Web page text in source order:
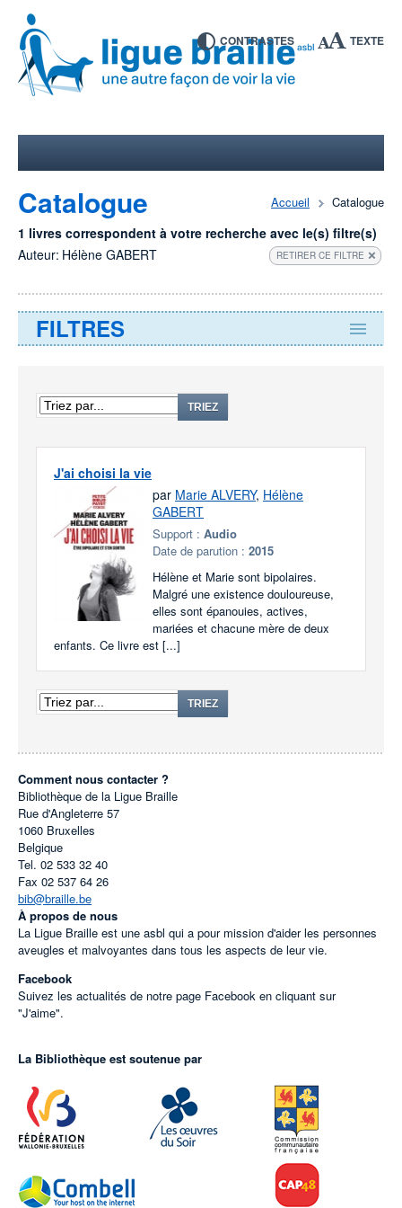
CONTRASTES TEXTE
Accueil Catalogue
Catalogue
1 livres correspondent à votre recherche avec le(s) filtre(s)
Auteur: Hélène GABERT RETIRER CE FILTRE
FILTRES
TRIEZ
J'ai choisi la vie
par Marie ALVERY, Hélène
GABERT
Support : Audio
Date de parution : 2015
Hélène et Marie sont bipolaires.
Malgré une existence douloureuse,
elles sont épanouies, actives,
mariées et chacune mère de deux
enfants. Ce livre est [...]
TRIEZ
Comment nous contacter ?
Bibliothèque de la Ligue Braille
Rue d'Angleterre 57
1060 Bruxelles
Belgique
Tel. 02 533 32 40
Fax 02 537 64 26
bib@braille.be
À propos de nous
La Ligue Braille est une asbl qui a pour mission d'aider les personnes
aveugles et malvoyantes dans tous les aspects de leur vie.
Facebook
Suivez les actualités de notre page Facebook en cliquant sur
"J'aime".
La Bibliothèque est soutenue par